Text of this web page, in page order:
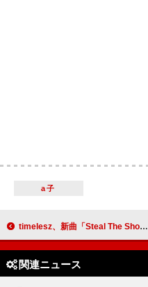
a子
timelesz、新曲「Steal The Show」MVで“観る人の心を奪いにいく”
関連ニュース